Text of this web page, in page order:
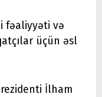
fəaliyyəti və
üçün əsl
İlham